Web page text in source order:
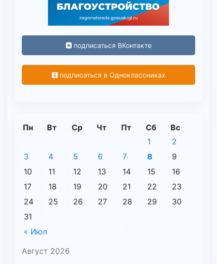
подписаться ВКонтакте
подписаться в Одноклассниках
Август 2026
Пн Вт Ср Чт Пт Сб Вс
« Июл
1
2
3
4 5 6 7 8
9
10
11 12 13 14 15
16
17
18 19 20 21 22
23
24
25 26 27 28 29
30
31